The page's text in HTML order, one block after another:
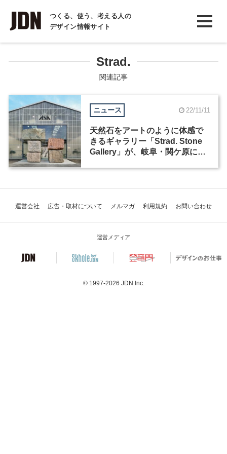
つくる、使う、考える人の
デザイン情報サイト
INTERVIEW
インタビュー
COLUMN
コラム
Strad.
関連記事
ニュース 22/11/11
天然石をアートのように体感で
きるギャラリー「Strad. Stone
Gallery」が、岐阜・関ケ原にオ
運営会社 広告・取材について メルマガ 利用規約 お問い合わせ
運営メディア
© 1997-2026 JDN Inc.